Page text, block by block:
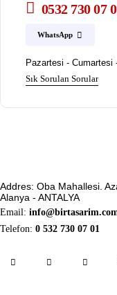
0532 730 07
WhatsApp
Pazartesi - Cumartesi
Sık Sorulan Sorular
Addres: Oba Mahallesi.
Alanya - ANTALYA
Email:
Telefon: 0 532 730 07 01